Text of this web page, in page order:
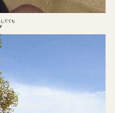
てても